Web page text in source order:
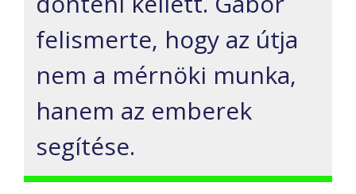
felismerte, hogy az útja
nem a mérnöki munka,
hanem az emberek
segítése.